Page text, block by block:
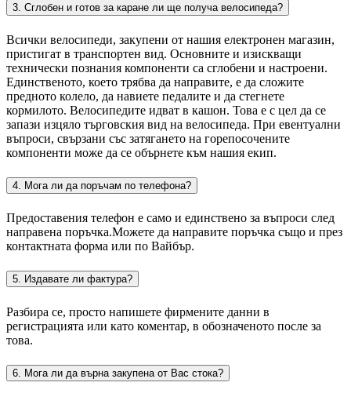
3. Сглобен и готов за каране ли ще получа велосипеда?
Всички велосипеди, закупени от нашия електронен магазин,
пристигат в транспортен вид. Основните и изискващи
технически познания компоненти са сглобени и настроени.
Единственото, което трябва да направите, е да сложите
предното колело, да навиете педалите и да стегнете
кормилото. Велосипедите идват в кашон. Това е с цел да се
запази изцяло търговския вид на велосипеда. При евентуални
въпроси, свързани със затягането на горепосочените
компоненти може да се обърнете към нашия екип.
4. Мога ли да поръчам по телефона?
Предоставения телефон е само и единствено за въпроси след
направена поръчка.Можете да направите поръчка също и през
контактната форма или по Вайбър.
5. Издавате ли фактура?
Разбира се, просто напишете фирмените данни в
регистрацията или като коментар, в обозначеното после за
това.
6. Мога ли да върна закупена от Вас стока?